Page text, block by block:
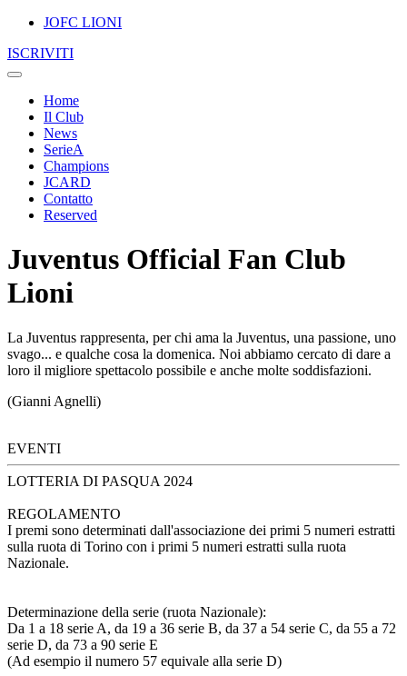
JOFC LIONI
ISCRIVITI
Home
Il Club
News
SerieA
Champions
JCARD
Contatto
Reserved
Juventus Official Fan Club
Lioni
La Juventus rappresenta, per chi ama la Juventus, una passione, uno
svago... e qualche cosa la domenica. Noi abbiamo cercato di dare a
loro il migliore spettacolo possibile e anche molte soddisfazioni.
(Gianni Agnelli)
EVENTI
LOTTERIA DI PASQUA 2024
REGOLAMENTO
I premi sono determinati dall'associazione dei primi 5 numeri estratti
sulla ruota di Torino con i primi 5 numeri estratti sulla ruota
Nazionale.
Determinazione della serie (ruota Nazionale):
Da 1 a 18 serie A, da 19 a 36 serie B, da 37 a 54 serie C, da 55 a 72
serie D, da 73 a 90 serie E
(Ad esempio il numero 57 equivale alla serie D)